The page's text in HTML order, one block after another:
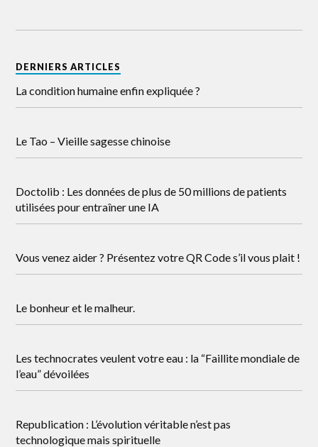
DERNIERS ARTICLES
La condition humaine enfin expliquée ?
Le Tao – Vieille sagesse chinoise
Doctolib : Les données de plus de 50 millions de patients
utilisées pour entraîner une IA
Vous venez aider ? Présentez votre QR Code s’il vous plait !
Le bonheur et le malheur.
Les technocrates veulent votre eau : la “Faillite mondiale de
l’eau” dévoilées
Republication : L’évolution véritable n’est pas
technologique mais spirituelle